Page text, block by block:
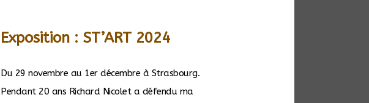
Exposition : ST’ART 2024
Du 29 novembre au 1er décembre à Strasbourg.
Pendant 20 ans Richard Nicolet a défendu ma